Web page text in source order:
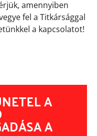
amennyiben
fel a Titkársággal
a kapcsolatot!
A
A